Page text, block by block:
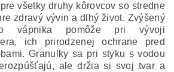
všetky druhy kôrovcov so stredne
zdravý vývin a dlhý život. Zvýšený
vápnika pomôže pri vývoji
ich prirodzenej ochrane pred
Granulky sa pri styku s vodou
ale držia si svoj tvar a